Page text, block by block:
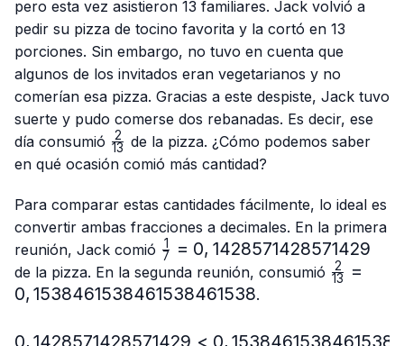
pero esta vez asistieron 13 familiares. Jack volvió a
pedir su pizza de tocino favorita y la cortó en 13
porciones. Sin embargo, no tuvo en cuenta que
algunos de los invitados eran vegetarianos y no
comerían esa pizza. Gracias a este despiste, Jack tuvo
suerte y pudo comerse dos rebanadas. Es decir, ese
día consumió \frac{2}
{13}
13
2
de la pizza. ¿Cómo podemos saber
en qué ocasión comió más cantidad?
Para comparar estas cantidades fácilmente, lo ideal es
convertir ambas fracciones a decimales. En la primera
reunión, Jack comió \frac{1}
{7}=0,1428571428571429
7
1 = 0, 1428571428571429
de la pizza. En la segunda reunión, consumió \frac{2}
13
2
=
0, 1538461538461538461538.
0,1428571428571429 <
0, 1428571428571429 < 0, 1538461538461538